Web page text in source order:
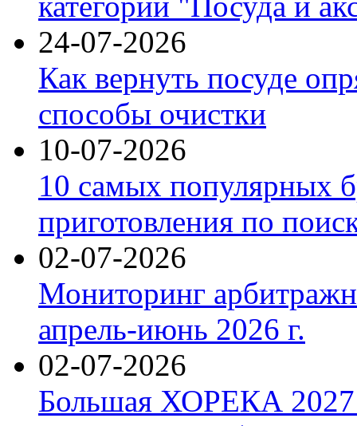
24-07-2026
Как вернуть посуде
способы очистки
10-07-2026
10 самых популярных
приготовления по
02-07-2026
Мониторинг
апрель-июнь 2026 г.
02-07-2026
Большая ХОРЕКА 2027: